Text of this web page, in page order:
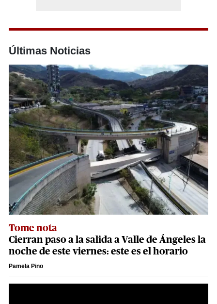
Últimas Noticias
Tome nota
Cierran paso a la salida a Valle de Ángeles la
noche de este viernes: este es el horario
Pamela Pino